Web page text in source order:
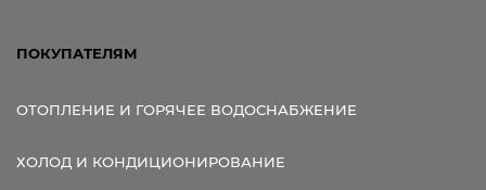
ПОКУПАТЕЛЯМ
ОТОПЛЕНИЕ И ГОРЯЧЕЕ ВОДОСНАБЖЕНИЕ
ХОЛОД И КОНДИЦИОНИРОВАНИЕ